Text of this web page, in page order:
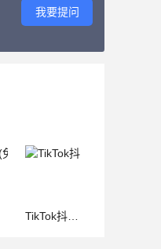
我要提问
TikTok抖音国外版(解除国家限制/无广告/无水印) v35.0.3 最新版